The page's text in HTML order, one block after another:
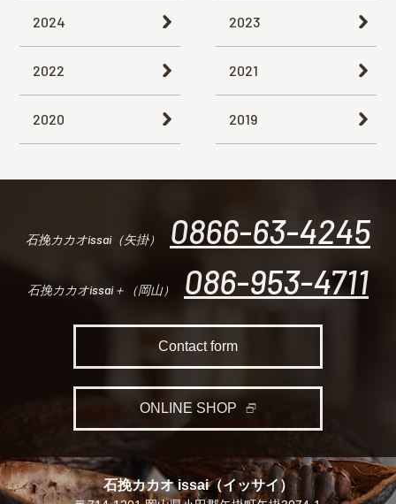
2024 2023
2022 2021
2020 2019
石挽カカオissai（矢掛） 0866-63-4245
石挽カカオissai＋（岡山） 086-953-4711
Contact form
ONLINE SHOP
石挽カカオ issai（イッサイ）